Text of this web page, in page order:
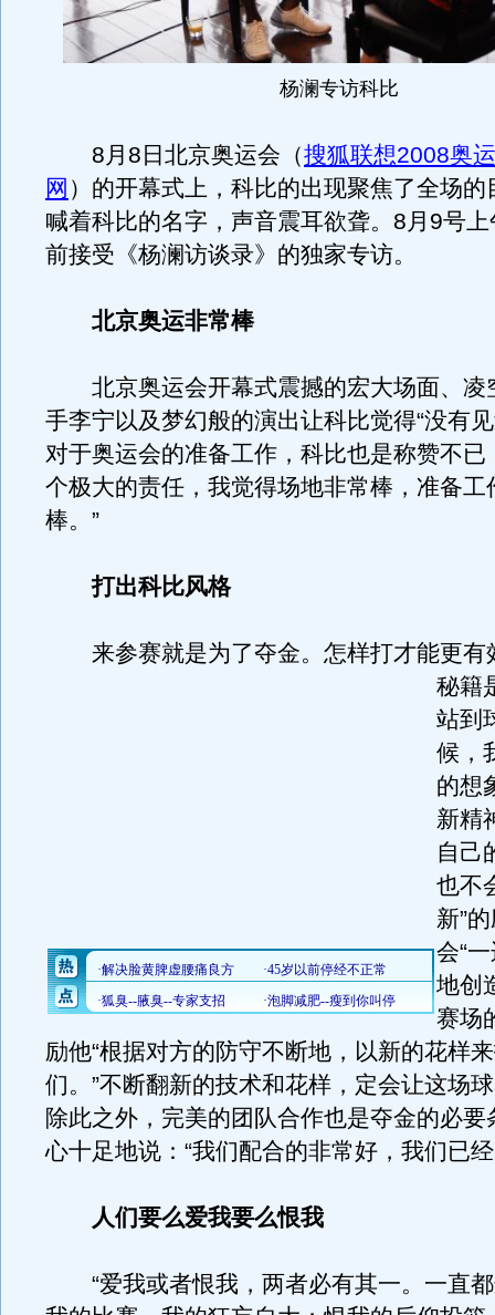
杨澜专访科比
8月8日北京奥运会（搜狐联想2008奥运
网 ）的开幕式上，科比的出现聚焦了全场的
喊着科比的名字，声音震耳欲聋。8月9号
前接受《杨澜访谈录》的独家专访。
北京奥运非常棒
北京奥运会开幕式震撼的宏大场面、凌
手李宁以及梦幻般的演出让科比觉得“没有
对于奥运会的准备工作，科比也是称赞不已
个极大的责任，我觉得场地非常棒，准备工
棒。”
打出科比风格
来参赛就是为了夺金。 怎样打才能更有
秘籍
站到
候，
的想
新精
自己
也不
新”
会“
地创
赛场
励他“根据对方的防守不断地，以新的花样
们。”不断翻新的技术和花样，定会让这场
除此之外，完美的团队合作也是夺金的必要
心十足地说：“我们配合的非常好，我们已
人们要么爱我要么恨我
“爱我或者恨我，两者必有其一。一直都